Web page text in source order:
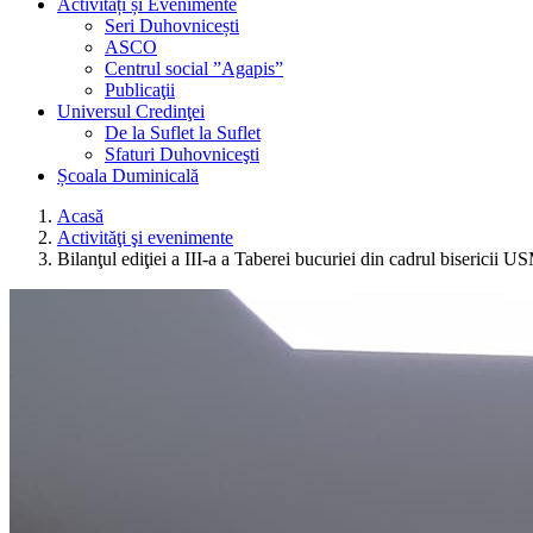
Activități și Evenimente
Seri Duhovnicești
ASCO
Centrul social ”Agapis”
Publicaţii
Universul Credinţei
De la Suflet la Suflet
Sfaturi Duhovniceşti
Școala Duminicală
Acasă
Activităţi şi evenimente
Bilanţul ediţiei a III-a a Taberei bucuriei din cadrul bisericii